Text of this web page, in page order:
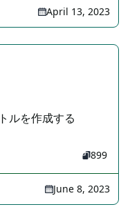
April 13, 2023
ルを作成する
899
June 8, 2023